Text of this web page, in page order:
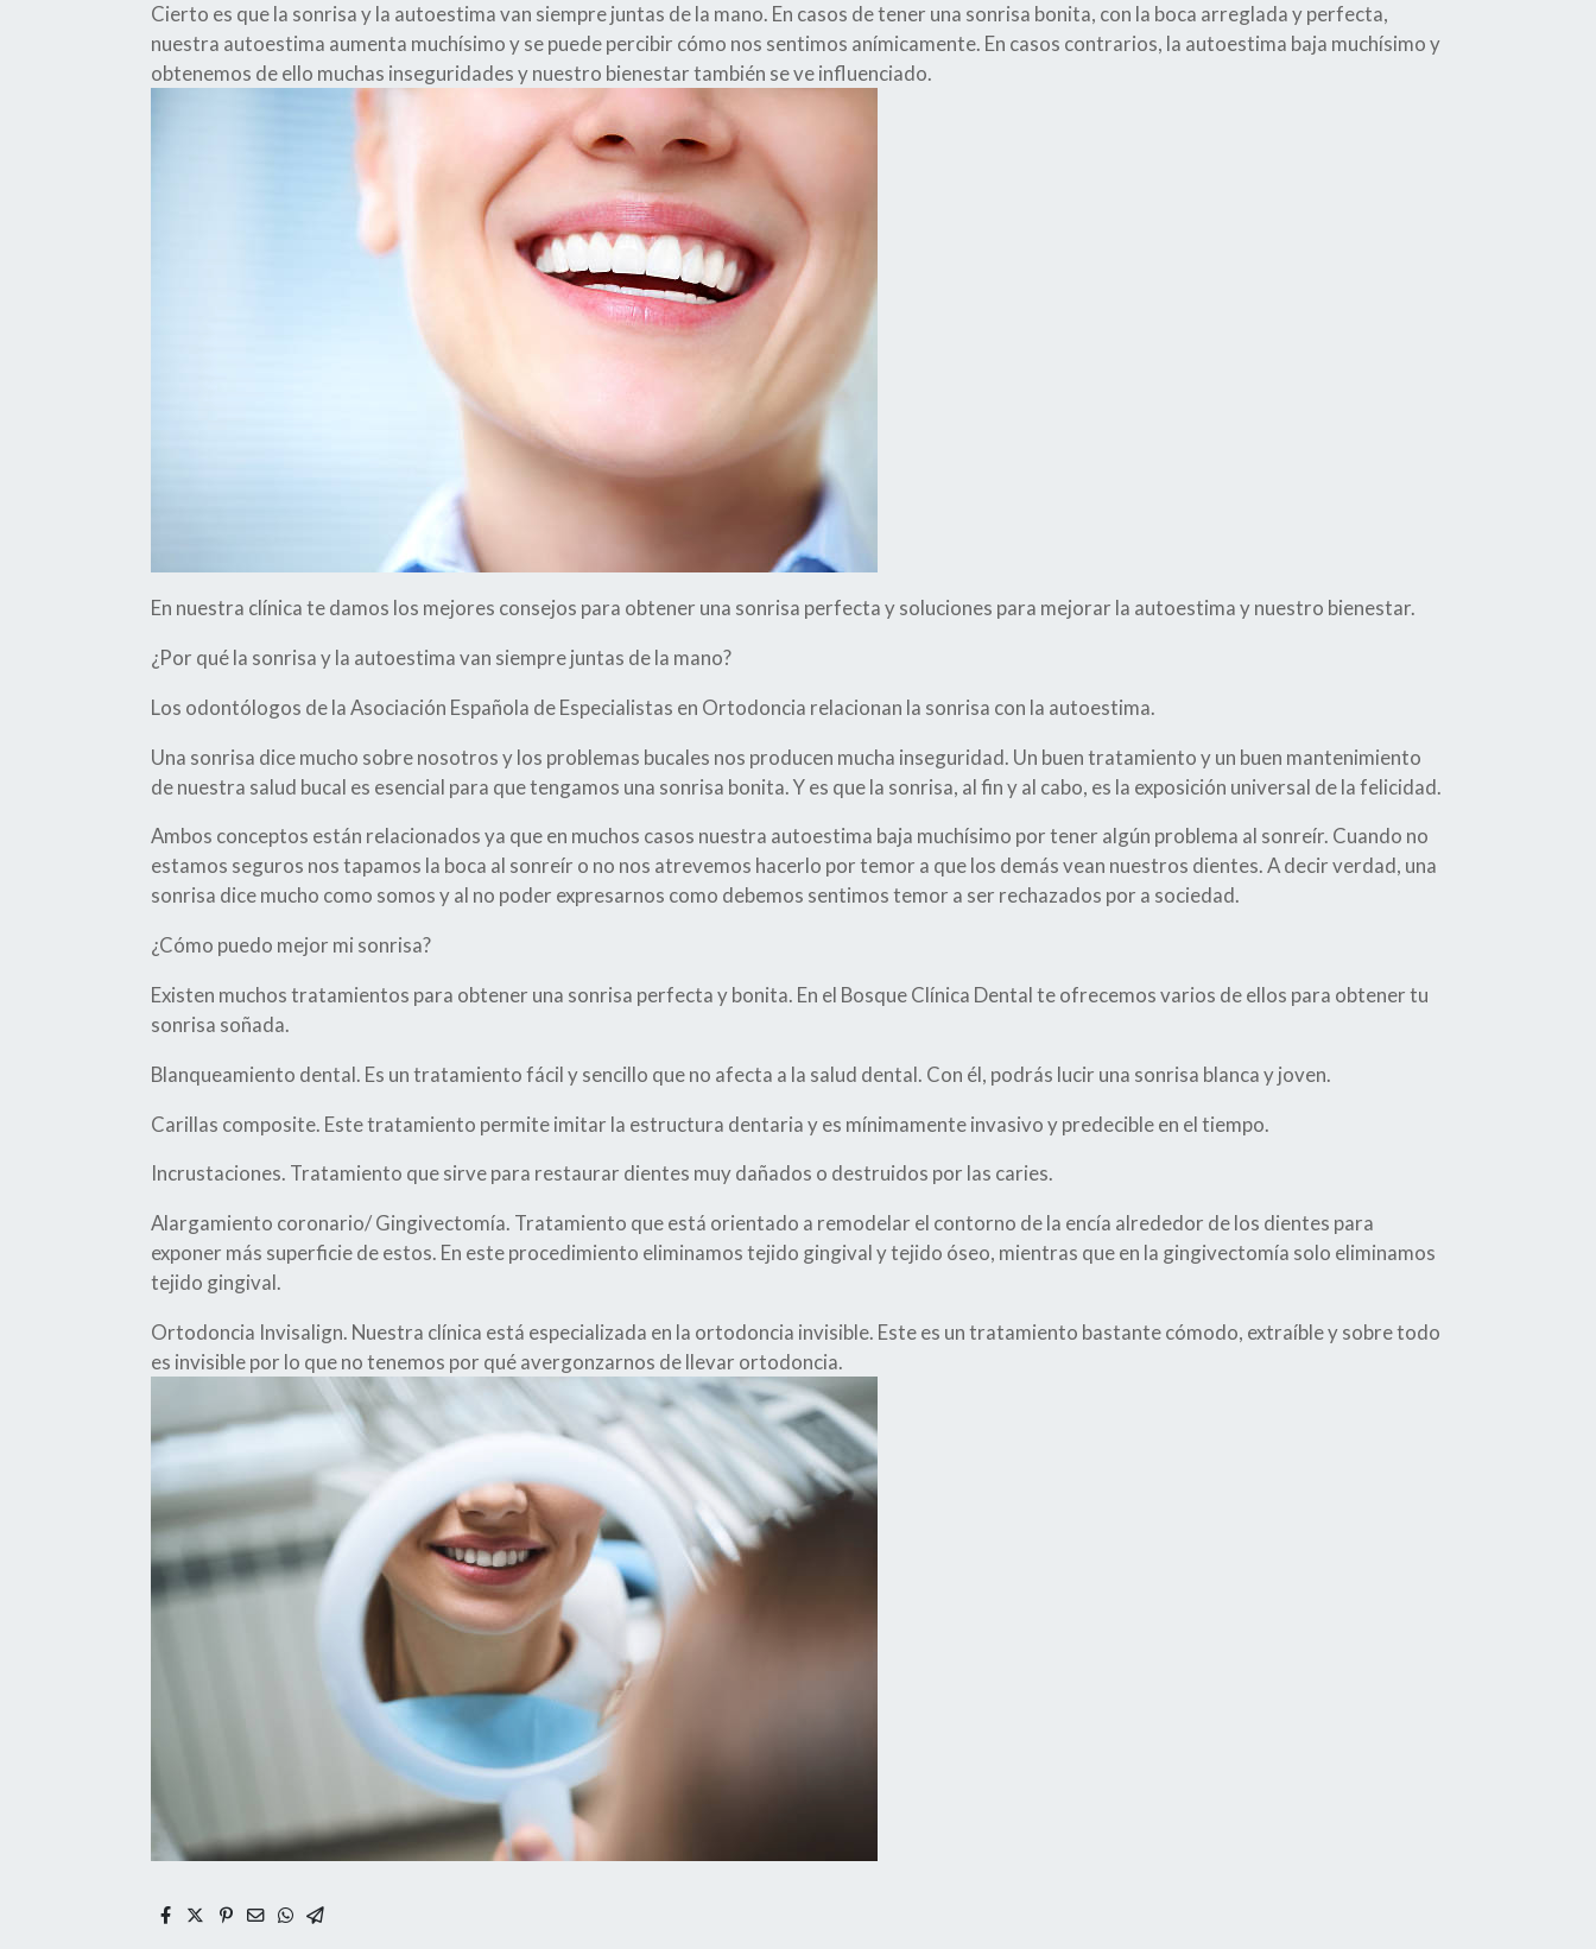
Cierto es que la sonrisa y la autoestima van siempre juntas de la mano. En casos de tener una sonrisa bonita, con la boca arreglada y perfecta,
nuestra autoestima aumenta muchísimo y se puede percibir cómo nos sentimos anímicamente. En casos contrarios, la autoestima baja muchísimo y
obtenemos de ello muchas inseguridades y nuestro bienestar también se ve influenciado.
En nuestra clínica te damos los mejores consejos para obtener una sonrisa perfecta y soluciones para mejorar la autoestima y nuestro bienestar.
¿Por qué la sonrisa y la autoestima van siempre juntas de la mano?
Los odontólogos de la Asociación Española de Especialistas en Ortodoncia relacionan la sonrisa con la autoestima.
Una sonrisa dice mucho sobre nosotros y los problemas bucales nos producen mucha inseguridad. Un buen tratamiento y un buen mantenimiento
de nuestra salud bucal es esencial para que tengamos una sonrisa bonita. Y es que la sonrisa, al fin y al cabo, es la exposición universal de la felicidad.
Ambos conceptos están relacionados ya que en muchos casos nuestra autoestima baja muchísimo por tener algún problema al sonreír. Cuando no
estamos seguros nos tapamos la boca al sonreír o no nos atrevemos hacerlo por temor a que los demás vean nuestros dientes. A decir verdad, una
sonrisa dice mucho como somos y al no poder expresarnos como debemos sentimos temor a ser rechazados por a sociedad.
¿Cómo puedo mejor mi sonrisa?
Existen muchos tratamientos para obtener una sonrisa perfecta y bonita. En el Bosque Clínica Dental te ofrecemos varios de ellos para obtener tu
sonrisa soñada.
Blanqueamiento dental. Es un tratamiento fácil y sencillo que no afecta a la salud dental. Con él, podrás lucir una sonrisa blanca y joven.
Carillas composite. Este tratamiento permite imitar la estructura dentaria y es mínimamente invasivo y predecible en el tiempo.
Incrustaciones. Tratamiento que sirve para restaurar dientes muy dañados o destruidos por las caries.
Alargamiento coronario/ Gingivectomía. Tratamiento que está orientado a remodelar el contorno de la encía alrededor de los dientes para
exponer más superficie de estos. En este procedimiento eliminamos tejido gingival y tejido óseo, mientras que en la gingivectomía solo eliminamos
tejido gingival.
Ortodoncia Invisalign. Nuestra clínica está especializada en la ortodoncia invisible. Este es un tratamiento bastante cómodo, extraíble y sobre todo
es invisible por lo que no tenemos por qué avergonzarnos de llevar ortodoncia.